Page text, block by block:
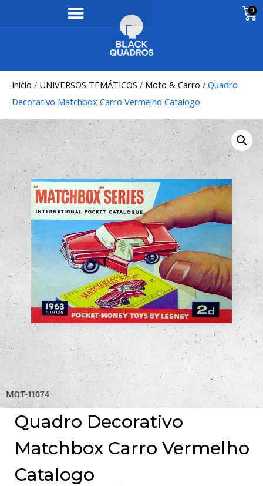
0
Início / UNIVERSOS TEMÁTICOS / Moto & Carro / Quadro
Decorativo Matchbox Carro Vermelho Catalogo
MOT-11074
Quadro Decorativo
Matchbox Carro Vermelho
Catalogo